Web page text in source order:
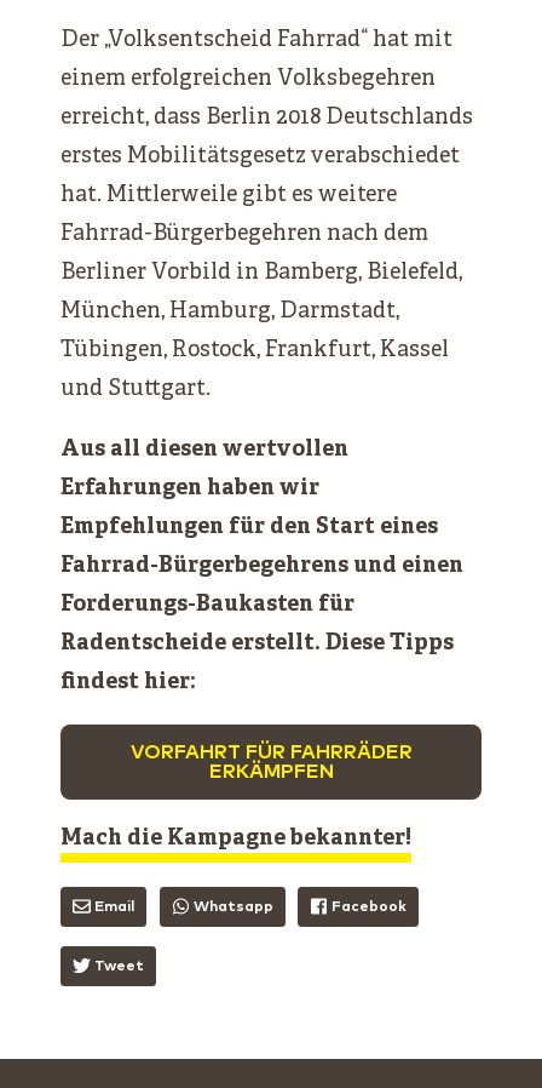
Der „Volksentscheid Fahrrad“ hat mit
einem erfolgreichen Volksbegehren
erreicht, dass Berlin 2018 Deutschlands
erstes Mobilitätsgesetz verabschiedet
hat. Mittlerweile gibt es weitere
Fahrrad-Bürgerbegehren nach dem
Berliner Vorbild in Bamberg, Bielefeld,
München, Hamburg, Darmstadt,
Tübingen, Rostock, Frankfurt, Kassel
und Stuttgart.
Aus all diesen wertvollen
Erfahrungen haben wir
Empfehlungen für den Start eines
Fahrrad-Bürgerbegehrens und einen
Forderungs-Baukasten für
Radentscheide erstellt. Diese Tipps
findest hier:
VORFAHRT FÜR FAHRRÄDER
ERKÄMPFEN
Mach die Kampagne bekannter!
Email Whatsapp Facebook
Tweet